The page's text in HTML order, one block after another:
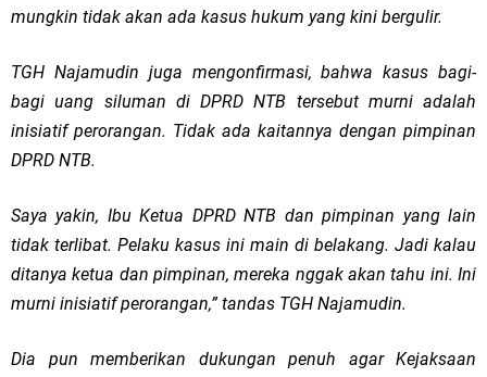
mungkin tidak akan ada kasus hukum yang kini bergulir.
TGH Najamudin juga mengonfirmasi, bahwa kasus bagi-
bagi uang siluman di DPRD NTB tersebut murni adalah
inisiatif perorangan. Tidak ada kaitannya dengan pimpinan
DPRD NTB.
Saya yakin, Ibu Ketua DPRD NTB dan pimpinan yang lain
tidak terlibat. Pelaku kasus ini main di belakang. Jadi kalau
ditanya ketua dan pimpinan, mereka nggak akan tahu ini. Ini
murni inisiatif perorangan,” tandas TGH Najamudin.
Dia pun memberikan dukungan penuh agar Kejaksaan